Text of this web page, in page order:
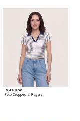
$ 49.900
Polo Cropped a Rayas